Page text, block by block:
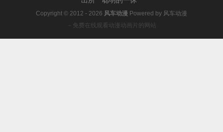
Copyright © 2012 - 2026 风车动漫 Powered by 风车动漫
－免费在线观看动漫动画片的网站